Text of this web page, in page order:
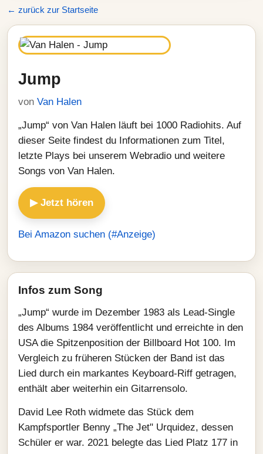
← zurück zur Startseite
Jump
von Van Halen
„Jump“ von Van Halen läuft bei 1000 Radiohits. Auf
dieser Seite findest du Informationen zum Titel,
letzte Plays bei unserem Webradio und weitere
Songs von Van Halen.
▶ Jetzt hören
Bei Amazon suchen (#Anzeige)
Infos zum Song
„Jump“ wurde im Dezember 1983 als Lead-Single
des Albums 1984 veröffentlicht und erreichte in den
USA die Spitzenposition der Billboard Hot 100. Im
Vergleich zu früheren Stücken der Band ist das
Lied durch ein markantes Keyboard-Riff getragen,
enthält aber weiterhin ein Gitarrensolo.
David Lee Roth widmete das Stück dem
Kampfsportler Benny „The Jet" Urquidez, dessen
Schüler er war. 2021 belegte das Lied Platz 177 in